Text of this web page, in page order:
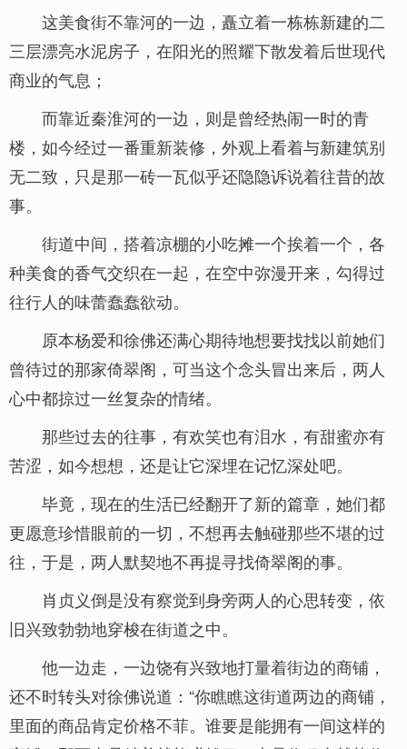
这美食街不靠河的一边，矗立着一栋栋新建的二
三层漂亮水泥房子，在阳光的照耀下散发着后世现代
商业的气息；
而靠近秦淮河的一边，则是曾经热闹一时的青
楼，如今经过一番重新装修，外观上看着与新建筑别
无二致，只是那一砖一瓦似乎还隐隐诉说着往昔的故
事。
街道中间，搭着凉棚的小吃摊一个挨着一个，各
种美食的香气交织在一起，在空中弥漫开来，勾得过
往行人的味蕾蠢蠢欲动。
原本杨爱和徐佛还满心期待地想要找找以前她们
曾待过的那家倚翠阁，可当这个念头冒出来后，两人
心中都掠过一丝复杂的情绪。
那些过去的往事，有欢笑也有泪水，有甜蜜亦有
苦涩，如今想想，还是让它深埋在记忆深处吧。
毕竟，现在的生活已经翻开了新的篇章，她们都
更愿意珍惜眼前的一切，不想再去触碰那些不堪的过
往，于是，两人默契地不再提寻找倚翠阁的事。
肖贞义倒是没有察觉到身旁两人的心思转变，依
旧兴致勃勃地穿梭在街道之中。
他一边走，一边饶有兴致地打量着街边的商铺，
还不时转头对徐佛说道：“你瞧瞧这街道两边的商铺，
里面的商品肯定价格不菲。谁要是能拥有一间这样的